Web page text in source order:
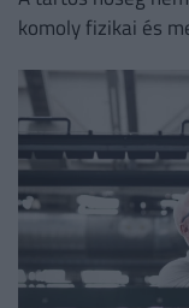
komoly fizikai és